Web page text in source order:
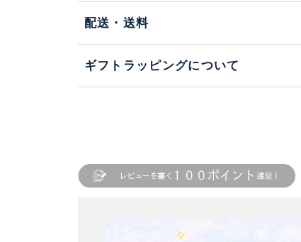
配送・送料
ギフトラッピングについて